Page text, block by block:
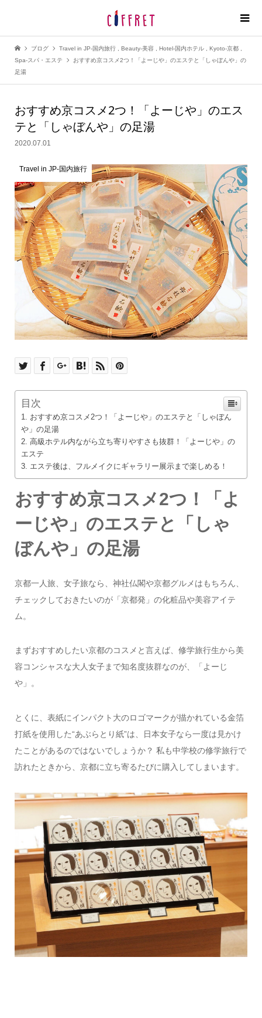
ブログ Travel in JP-国内旅行 Beauty-美容 Hotel-国内ホテル Kyoto-京都
Spa-スパ・エステ
おすすめ京コスメ2つ！「よーじや」のエステと「しゃぼんや」の
足湯
おすすめ京コスメ2つ！
「よーじや」のエス
テと「しゃぼんや」の足湯
2020.07.01
Travel in JP-国内旅行
目次
おすすめ京コスメ2つ！「よーじや」のエステと「しゃぼん
や」の足湯
高級ホテル内ながら立ち寄りやすさも抜群！「よーじや」の
エステ
エステ後は、フルメイクにギャラリー展示まで楽しめる！
おすすめ京コスメ2つ！「よ
ーじや」のエステと「しゃ
ぼんや」の足湯
京都一人旅、女子旅なら、神社仏閣や京都グルメはもちろん、
チェックしておきたいのが「京都発」の化粧品や美容アイテ
ム。
まずおすすめしたい京都のコスメと言えば、修学旅行生から美
容コンシャスな大人女子まで知名度抜群なのが、「よーじ
や」。
とくに、表紙にインパクト大のロゴマークが描かれている金箔
打紙を使用した“あぶらとり紙”は、日本女子なら一度は見かけ
たことがあるのではないでしょうか？ 私も中学校の修学旅行で
訪れたときから、京都に立ち寄るたびに購入してしまいます。